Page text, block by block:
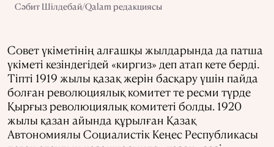
Сәбит Шілдебай/Qalam редакциясы
Совет үкіметінің алғашқы жылдарында да патша
үкіметі кезіндегідей «киргиз» деп атап кете берді.
Тіпті 1919 жылы қазақ жерін басқару үшін пайда
болған революциялық комитет те ресми түрде
Қырғыз революциялық комитеті болды. 1920
жылы қазан айында құрылған Қазақ
Автономиялы Социалистік Кеңес Республикасы